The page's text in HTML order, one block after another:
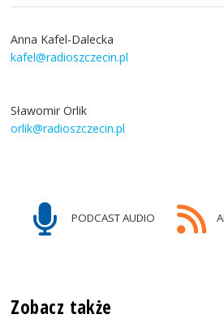
Anna Kafel-Dalecka
kafel@radioszczecin.pl
Sławomir Orlik
orlik@radioszczecin.pl
PODCAST AUDIO
Zobacz także